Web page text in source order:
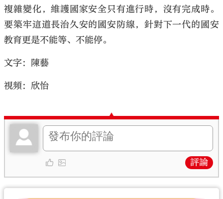
複雜變化，維護國家安全只有進行時，沒有完成時。
要築牢這道長治久安的國安防線，針對下一代的國安
教育更是不能等、不能停。
文字：陳藝
視頻：欣怡
評論